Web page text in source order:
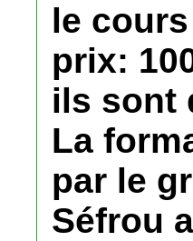
le
prix:
ils sont
La
par le
Séfrou